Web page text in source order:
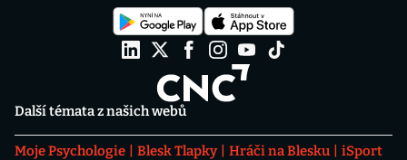
Další témata z našich webů
Moje Psychologie Blesk Tlapky Hráči na Blesku
iSport